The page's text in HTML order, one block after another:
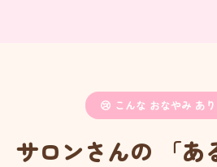
😢 こんな おなやみ あ
サロンさんの 「あ